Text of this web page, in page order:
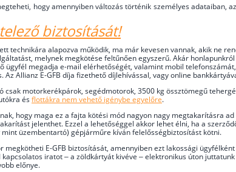
hogy amennyiben változás történik személyes adataiban,
biztosítását!
technikára alapozva működik, ma már kevesen vannak, akik ne
melynek megkötése feltűnően egyszerű. Akár
ügyfél megadja e-mail elérhetőségét, valamint mobil
Allianz E-GFB díja fizethető díjlehívással, vagy online
csak motorkerékpárok, segédmotorok, 3500 kg össztömegű
ésflottákra nem vehető igénybe egyelőre.
hogy maga ez a fajta kötési mód nagyon nagy megtakarításra
jelenthet. Ezzel a lehetőséggel akkor lehet élni, ha a
üzembentartó) gépjárműre kíván felelősségbiztosítást kötni.
megkötheti E-GFB biztosítását, amennyiben ezt lakossági
iratot – a zöldkártyát kivéve – elektronikus úton
előnye.